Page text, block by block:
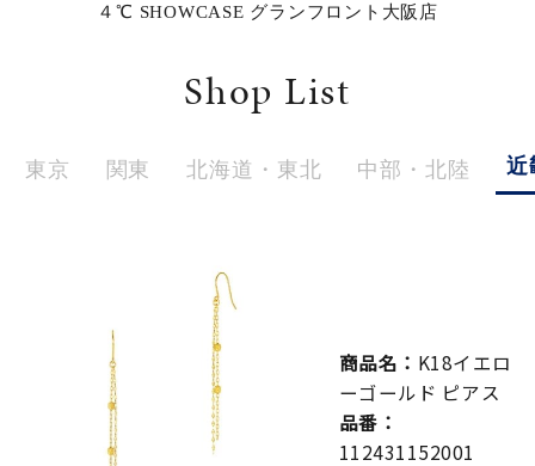
在庫ありのみ すべて表示
４℃ SHOWCASE グランフロント大阪店
Shop List
東京 関東 北海道・東北 中部・北陸 近
商品名： K18イエロ
ーゴールド ピアス
品番：
112431152001